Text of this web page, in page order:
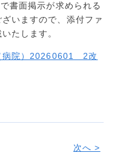
書面掲示が求められる
いますので、添付ファ
たします。
病院）20260601＿2改
次へ >